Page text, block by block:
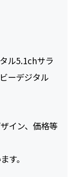
ル5.1chサラ
ーデジタル
イン、価格等
す。